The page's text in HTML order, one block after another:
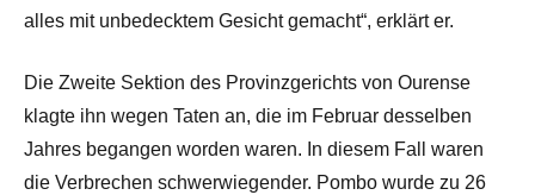
alles mit unbedecktem Gesicht gemacht“, erklärt er.
Die Zweite Sektion des Provinzgerichts von Ourense
klagte ihn wegen Taten an, die im Februar desselben
Jahres begangen worden waren. In diesem Fall waren
die Verbrechen schwerwiegender. Pombo wurde zu 26